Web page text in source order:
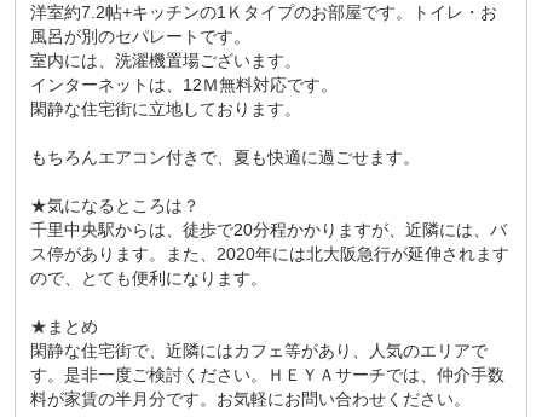
洋室約7.2帖+キッチンの1Ｋタイプのお部屋です。トイレ・お
風呂が別のセパレートです。
室内には、洗濯機置場ございます。
インターネットは、12Ｍ無料対応です。
閑静な住宅街に立地しております。
もちろんエアコン付きで、夏も快適に過ごせます。
★気になるところは？
千里中央駅からは、徒歩で20分程かかりますが、近隣には、バ
ス停があります。また、2020年には北大阪急行が延伸されます
ので、とても便利になります。
★まとめ
閑静な住宅街で、近隣にはカフェ等があり、人気のエリアで
す。是非一度ご検討ください。ＨＥＹＡサーチでは、仲介手数
料が家賃の半月分です。お気軽にお問い合わせください。